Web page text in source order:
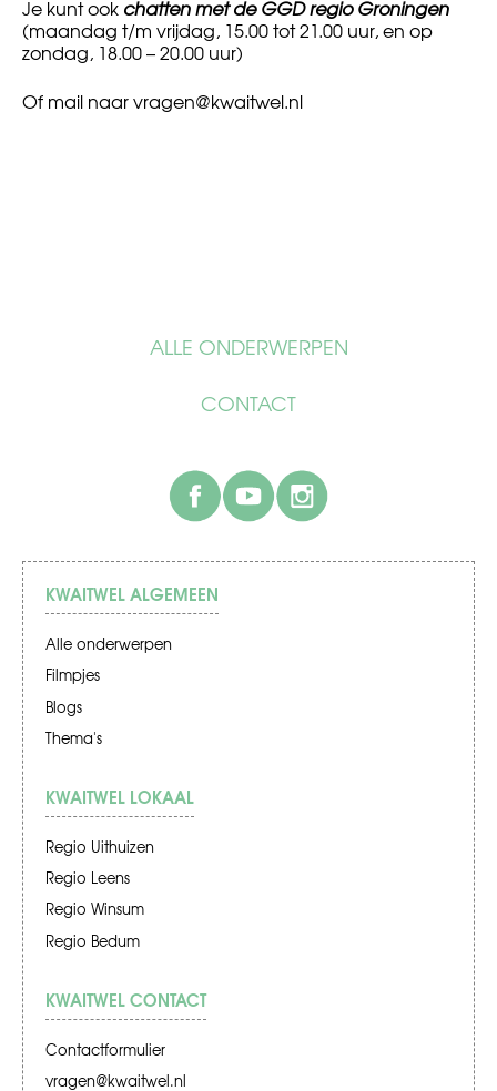
ALLE ONDERWERPEN
CONTACT
facebook
Je kunt ook chatten met de GGD regio Groningen
(maandag t/m vrijdag, 15.00 tot 21.00 uur, en op
zondag, 18.00 – 20.00 uur)
Of mail naarvragen@kwaitwel.nl
KWAITWEL ALGEMEEN
Alle onderwerpen
Filmpjes
Blogs
Thema's
KWAITWEL LOKAAL
Regio Uithuizen
Regio Leens
Regio Winsum
Regio Bedum
KWAITWEL CONTACT
Contactformulier
vragen@kwaitwel.nl